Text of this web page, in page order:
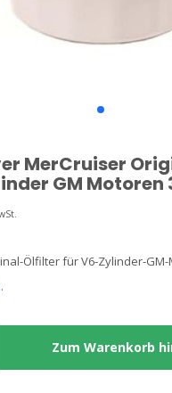
MerCruiser
GM Motoren
Ölfilter für V6-Zylinder-GM-
Zum Warenkorb